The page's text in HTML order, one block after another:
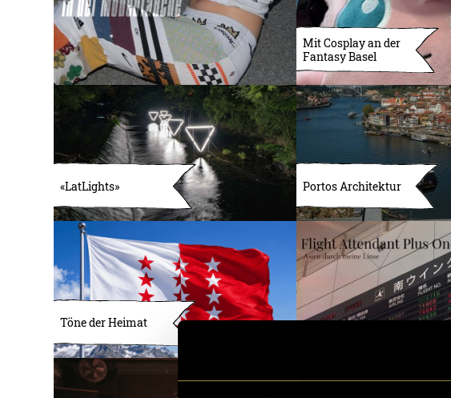
Mit Cosplay an der
Fantasy Basel
«LatLights» Portos Architektur
Töne der Heimat